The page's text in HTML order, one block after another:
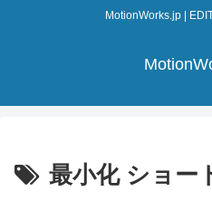
MotionWorks.jp |
最小化 ショー